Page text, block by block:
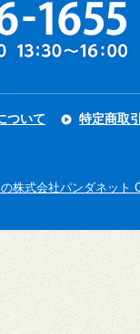
ついて 特定商取
の株式会社パンダネット